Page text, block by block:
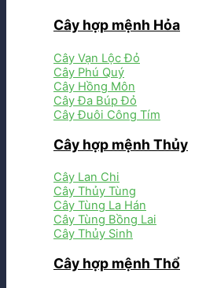
Cây hợp mệnh Hỏa
Cây Vạn Lộc Đỏ
Cây Phú Quý
Cây Hồng Môn
Cây Đa Búp Đỏ
Cây Đuôi Công Tím
Cây hợp mệnh Thủy
Cây Lan Chi
Cây Thủy Tùng
Cây Tùng La Hán
Cây Tùng Bồng Lai
Cây Thủy Sinh
Cây hợp mệnh Thổ